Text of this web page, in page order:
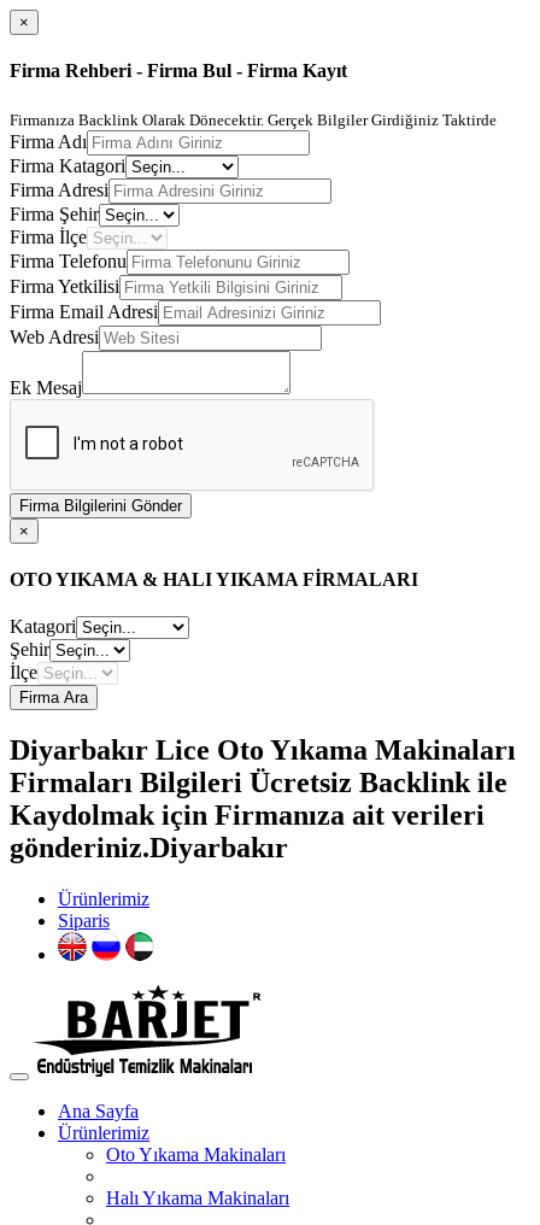
×
Firma Rehberi - Firma Bul - Firma Kayıt
Firmanıza Backlink Olarak Dönecektir. Gerçek Bilgiler Girdiğiniz Taktirde
Firma Adı
Firma Katagori
Firma Adresi
Firma Şehir
Firma İlçe
Firma Telefonu
Firma Yetkilisi
Firma Email Adresi
Web Adresi
Ek Mesaj
Firma Bilgilerini Gönder
×
OTO YIKAMA & HALI YIKAMA FİRMALARI
Katagori
Şehir
İlçe
Firma Ara
Diyarbakır Lice Oto Yıkama Makinaları
Firmaları Bilgileri Ücretsiz Backlink ile
Kaydolmak için Firmanıza ait verileri
gönderiniz.Diyarbakır
Ürünlerimiz
Siparis
Ana Sayfa
Ürünlerimiz
Oto Yıkama Makinaları
Halı Yıkama Makinaları